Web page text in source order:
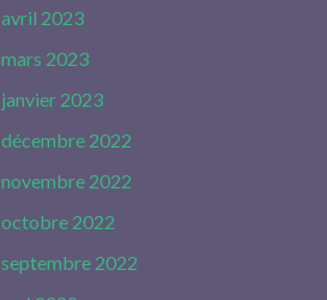
avril 2023
mars 2023
janvier 2023
décembre 2022
novembre 2022
octobre 2022
septembre 2022